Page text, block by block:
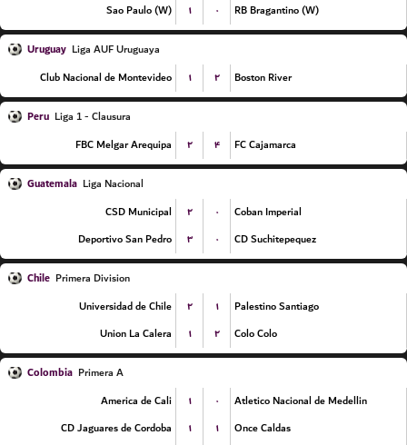
Sao Paulo (W)
۱ ۰ RB Bragantino (W)
Uruguay Liga AUF Uruguaya
Club Nacional de Montevideo
۱ ۲ Boston River
Peru Liga 1 - Clausura
FBC Melgar Arequipa
۲ ۴ FC Cajamarca
Guatemala Liga Nacional
CSD Municipal
۲ ۰
Coban Imperial
Deportivo San Pedro
۳ ۰ CD Suchitepequez
Chile Primera Division
Universidad de Chile
۲ ۱
Palestino Santiago
Union La Calera
۱ ۲ Colo Colo
Colombia Primera A
America de Cali
۱ ۰
Atletico Nacional de Medellin
CD Jaguares de Cordoba
۱ ۱
Once Caldas